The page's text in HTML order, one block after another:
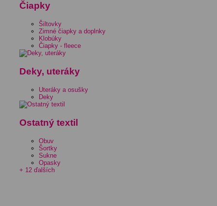
Čiapky
Šiltovky
Zimné čiapky a doplnky
Klobúky
Čiapky - fleece
Deky, uteráky
Uteráky a osušky
Deky
Ostatný textil
Obuv
Šortky
Sukne
Opasky
+ 12 ďalších